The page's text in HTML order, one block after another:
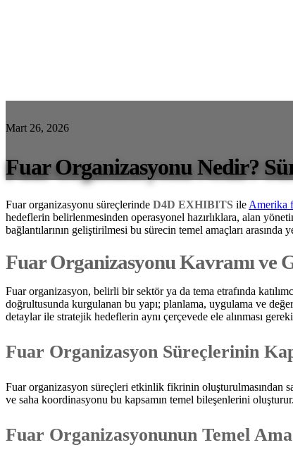
Mart 26, 2026
Fuar Organizasyonu Nedir?
Fuar organizasyonu süreçlerinde D4D EXHIBITS ile Amerika
hedeflerin belirlenmesinden operasyonel hazırlıklara, alan
bağlantılarının geliştirilmesi bu sürecin temel amaçları arasında
Fuar Organizasyonu Kavramı ve
Fuar organizasyon, belirli bir sektör ya da tema etrafında
doğrultusunda kurgulanan bu yapı; planlama, uygulama ve
detaylar ile stratejik hedeflerin aynı çerçevede ele alınması
Fuar Organizasyon Süreçlerinin
Fuar organizasyon süreçleri etkinlik fikrinin oluşturulmasından
ve saha koordinasyonu bu kapsamın temel bileşenlerini
Fuar Organizasyonunun Temel